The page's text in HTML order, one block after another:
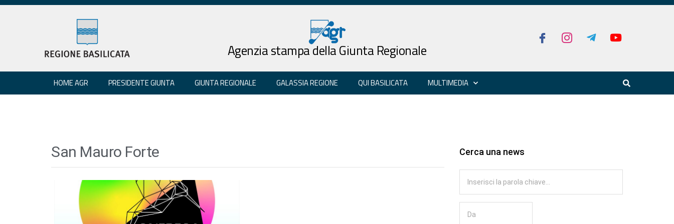
Agenzia stampa della Giunta Regionale
HOME AGR PRESIDENTE GIUNTA GIUNTA REGIONALE GALASSIA REGIONE QUI BASILICATA MULTIMEDIA
San Mauro Forte Cerca una news